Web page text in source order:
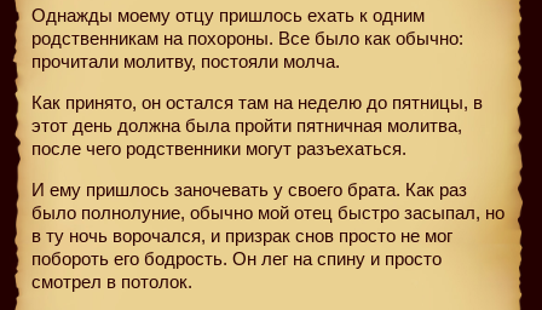
Однажды моему отцу пришлось ехать к одним
родственникам на похороны. Все было как обычно:
прочитали молитву, постояли молча.
Как принято, он остался там на неделю до пятницы, в
этот день должна была пройти пятничная молитва,
после чего родственники могут разъехаться.
И ему пришлось заночевать у своего брата. Как раз
было полнолуние, обычно мой отец быстро засыпал, но
в ту ночь ворочался, и призрак снов просто не мог
побороть его бодрость. Он лег на спину и просто
смотрел в потолок.